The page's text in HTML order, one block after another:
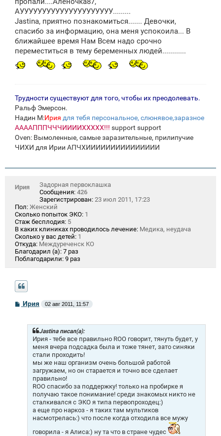
е
н
и
АУУУУУУУУУУУУУУУУУУУУУ.........
Jastina, приятно познакомиться....... Девочки,
спасибо за информацию, она меня успокоила... В
ближайшее время Нам Всем надо срочно
переместиться в тему беременных людей............
Трудности существуют для того, чтобы их преодолевать.
Ральф Эмерсон.
Надин М:Ирия для тебя персональное, слюнявое,заразное
ААААПППЧЧЧИИИИХХХХХ!!! support support
Oven: Вымоленные, самые заразительные, прилипучие
ЧИХИ для Ирии АПЧХИИИИИИИИИИИИИИИ
Ирия
Задорная первоклашка
Сообщения: 426
Зарегистрирован: 23 июл 2011, 17:23
Пол: Женский
Сколько попыток ЭКО: 1
Стаж бесплодия: 5
В каких клиниках проводилось лечение: Медика, неудача
Сколько у вас детей: 1
Откуда: Междуреченск КО
Благодарил (а): 7 раз
Поблагодарили: 9 раз
СИрия 02 авг 2011, 11:57
Jastina писал(а):
Ирия - тебе все правильно ROO говорит, тянуть будет, у
меня вчера подсадка была и тоже тянет, зато синяки
стали проходить!
мы же наш организм очень большой работой
загружаем, но он старается и точно все сделает
правильно!
ROO спасибо за поддержку! только на пробирке я
получаю такое понимание! среди знакомых никто не
сталкивался с ЭКО я типа первопроходец:)
а еще про наркоз - я таких там мультиков
насмотрелась:) что после когда отходила все мужу
говорила - я Алиса:) ну та что в стране чудес